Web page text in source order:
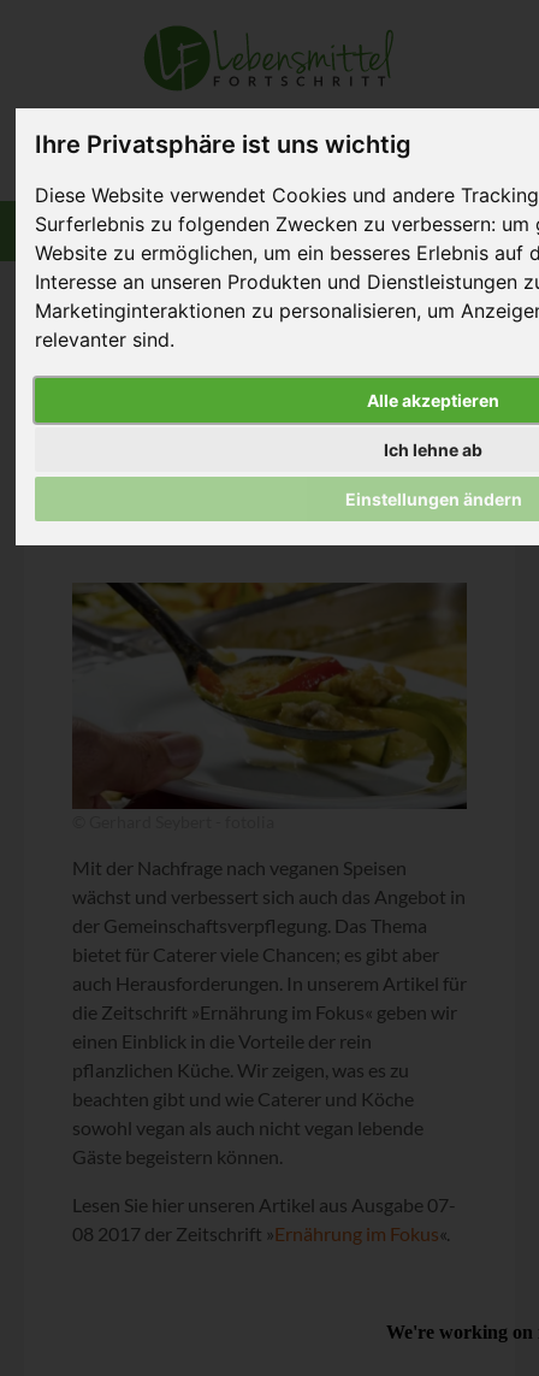
Ihre Privatsphäre ist uns wichtig
Diese Website verwendet Cookies und andere
Surferlebnis zu folgenden Zwecken zu verbessern: um
Website zu ermöglichen, um ein besseres Erlebnis auf
Interesse an unseren Produkten und Dienstleistungen
Marketinginteraktionen zu personalisieren, um
relevanter sind.
Alle akzeptieren
Ich lehne ab
Einstellungen ändern
Menü Informiert bleiben
Veganes Angebot in der
GV
Mit der Nachfrage nach veganen Speisen
wächst und verbessert sich auch das Angebot in
der Gemeinschaftsverpflegung. Das Thema
bietet für Caterer viele Chancen; es gibt aber
auch Herausforderungen. In unserem Artikel für
die Zeitschrift »Ernährung im Fokus« geben wir
einen Einblick in die Vorteile der rein
pflanzlichen Küche. Wir zeigen, was es zu
beachten gibt und wie Caterer und Köche
sowohl vegan als auch nicht vegan lebende
Gäste begeistern können.
Lesen Sie hier unseren Artikel aus Ausgabe 07-
08 2017 der Zeitschrift »Ernährung im Fokus«.